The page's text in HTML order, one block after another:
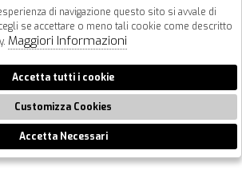
00916940679 Powered by
di navigazione questo sito si avvale di
se accettare o meno tali cookie come descritto
Maggiori Informazioni
Accetta tutti i cookie
Customizza Cookies
Accetta Necessari